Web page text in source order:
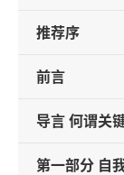
推荐序
前言
导言 何谓关
第一部分 自